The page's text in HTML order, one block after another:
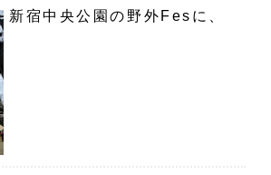
新宿中央公園の野外Fesに、